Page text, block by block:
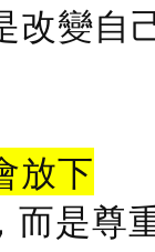
改變自
放下
而是尊